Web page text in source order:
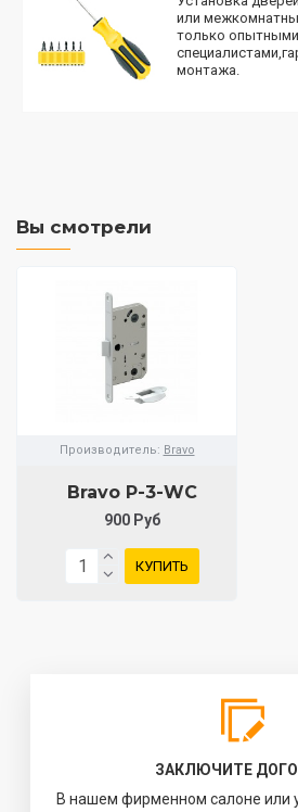
или
только опытными
монтажа.
Вы смотрели
Производитель: Bravo
Bravo P-3-WC
900 Руб
КУПИТЬ
ЗАКЛЮЧИТЕ
В нашем фирменном салоне или